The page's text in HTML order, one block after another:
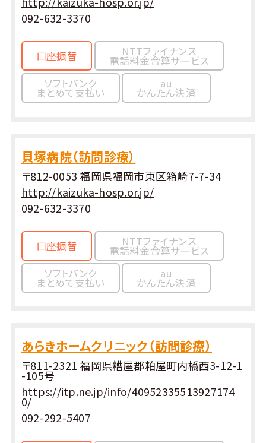
092-632-3370
口座振替 NTTファイナンス
電話料金合算サービス
ソフトバンク
まとめて支払い
au
かんたん決済
貝塚病院（訪問診療）
〒812-0053 福岡県福岡市東区箱崎7-7-34
http://kaizuka-hosp.or.jp/
092-632-3370
口座振替 NTTファイナンス
電話料金合算サービス
ソフトバンク
まとめて支払い
au
かんたん決済
あらきホームクリニック（訪問診療）
〒811-2321 福岡県糟屋郡粕屋町内橋西3-12-1
-105号
https://itp.ne.jp/info/40952335513927174
0/
092-292-5407